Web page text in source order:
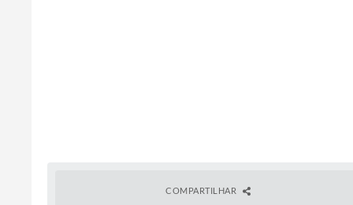
COMPARTILHAR